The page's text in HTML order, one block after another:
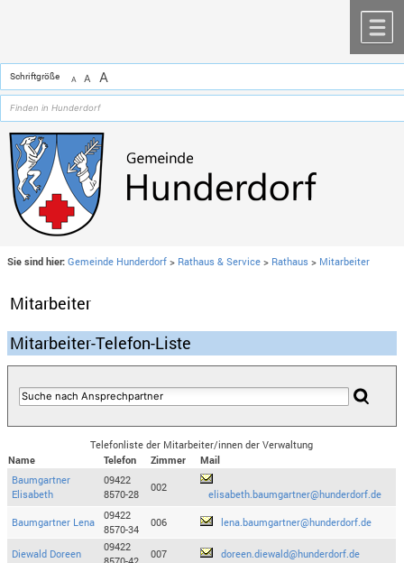
Schriftgröße A A A
Sie sind hier: Gemeinde Hunderdorf > Rathaus & Service > Rathaus > Mitarbeiter
Mitarbeiter
Mitarbeiter-Telefon-Liste
Telefonliste der Mitarbeiter/innen der Verwaltung
Name
Telefon Zimmer
Mail
Baumgartner
Elisabeth
09422
8570-28
002
elisabeth.baumgartner@hunderdorf.de
Baumgartner Lena
09422
8570-34
006 lena.baumgartner@hunderdorf.de
Diewald Doreen
09422
007 doreen.diewald@hunderdorf.de